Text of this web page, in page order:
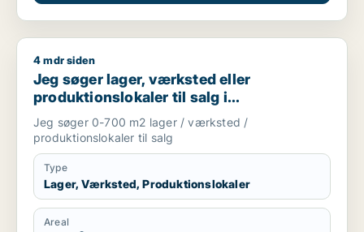
Jeg søger lager, værksted eller produktionslokaler til salg i
4 mdr siden
Jeg søger lager, værksted eller
produktionslokaler til salg i
Storkøbenhavn
Jeg søger 0-700 m2 lager / værksted /
produktionslokaler til salg
Type
Lager, Værksted, Produktionslokaler
Areal